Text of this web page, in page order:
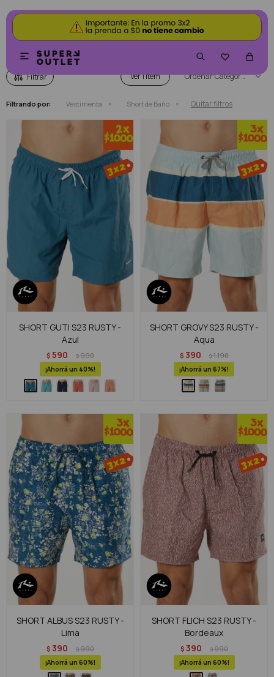


Ver Categoría
Filtrando por: Vestimenta Short de Baño Quitar filtros
SHORT GUTI S23 RUSTY -
Azul
$ 590 $990
40
SHORT GROVY S23 RUSTY -
Aqua
$ 390 $1.190
67
SHORT ALBUS S23 RUSTY -
Lima
$ 390 $990
60
SHORT FLICH S23 RUSTY -
Bordeaux
$ 390 $990
60